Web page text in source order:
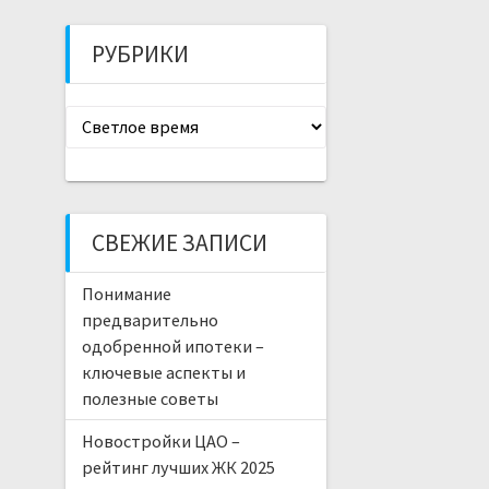
РУБРИКИ
Рубрики
СВЕЖИЕ ЗАПИСИ
Понимание
предварительно
одобренной ипотеки –
ключевые аспекты и
полезные советы
Новостройки ЦАО –
рейтинг лучших ЖК 2025